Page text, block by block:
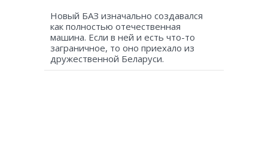
Новый БАЗ изначально создавался
как полностью отечественная
машина. Если в ней и есть что-то
заграничное, то оно приехало из
дружественной Беларуси.